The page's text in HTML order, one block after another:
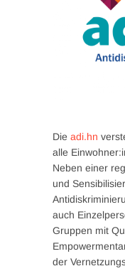
Die adi.hn
alle
Neben einer
und
auch
Gruppen mit
der